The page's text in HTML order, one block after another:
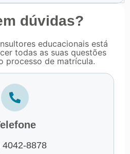
dúvidas?
educacionais está
todas as suas questões
processo de matrícula.
4042-8878